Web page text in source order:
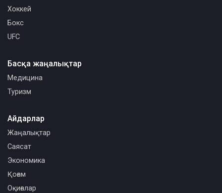
Хоккей
Бокс
UFC
Басқа жаңалықтар
Медицина
Туризм
Айдарлар
Жаңалықтар
Саясат
Экономика
Қоғам
Оқиғалар